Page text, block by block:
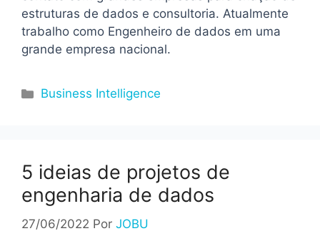
estruturas de dados e consultoria. Atualmente
trabalho como Engenheiro de dados em uma
grande empresa nacional.
Categorias
Business Intelligence
5 ideias de projetos de
engenharia de dados
27/06/2022 Por JOBU